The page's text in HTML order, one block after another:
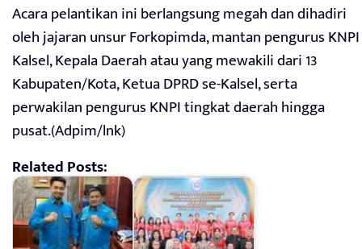
Acara pelantikan ini berlangsung megah dan dihadiri
oleh jajaran unsur Forkopimda, mantan pengurus KNPI
Kalsel, Kepala Daerah atau yang mewakili dari 13
Kabupaten/Kota, Ketua DPRD se-Kalsel, serta
perwakilan pengurus KNPI tingkat daerah hingga
pusat.(Adpim/lnk)
Related Posts: